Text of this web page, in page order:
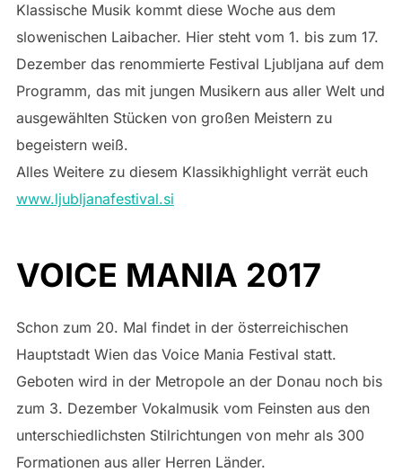
Klassische Musik kommt diese Woche aus dem
slowenischen Laibacher. Hier steht vom 1. bis zum 17.
Dezember das renommierte Festival Ljubljana auf dem
Programm, das mit jungen Musikern aus aller Welt und
ausgewählten Stücken von großen Meistern zu
begeistern weiß.
Alles Weitere zu diesem Klassikhighlight verrät euch
www.ljubljanafestival.si
VOICE MANIA 2017
Schon zum 20. Mal findet in der österreichischen
Hauptstadt Wien das Voice Mania Festival statt.
Geboten wird in der Metropole an der Donau noch bis
zum 3. Dezember Vokalmusik vom Feinsten aus den
unterschiedlichsten Stilrichtungen von mehr als 300
Formationen aus aller Herren Länder.